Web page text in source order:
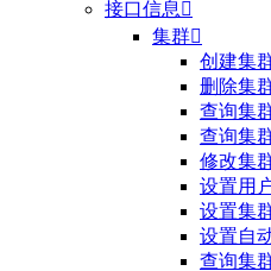
接口信息 
集群
创建集
删除集
查询集
查询集
修改集
设置用
设置集
设置自
查询集